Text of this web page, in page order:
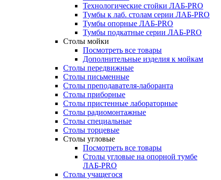
Технологические стойки ЛАБ-PRO
Тумбы к лаб. столам серии ЛАБ-PRO
Тумбы опорные ЛАБ-PRO
Тумбы подкатные серии ЛАБ-PRO
Столы мойки
Посмотреть все товары
Дополнительные изделия к мойкам
Столы передвижные
Столы письменные
Столы преподавателя-лаборанта
Столы приборные
Столы пристенные лабораторные
Столы радиомонтажные
Столы специальные
Столы торцевые
Столы угловые
Посмотреть все товары
Столы угловые на опорной тумбе
ЛАБ-PRO
Столы учащегося